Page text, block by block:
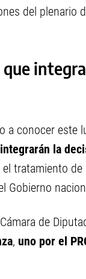
del plenario
a conocer este
la
tratamiento de
Gobierno
de
, uno por el